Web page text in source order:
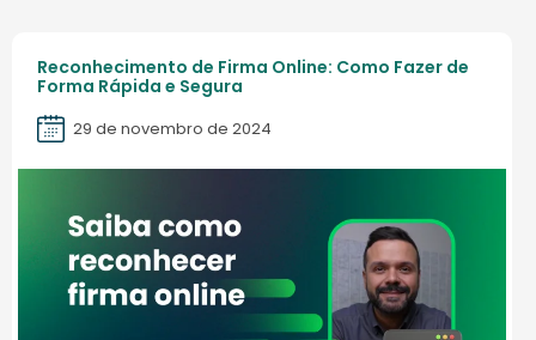
Reconhecimento de Firma Online: Como Fazer de
Forma Rápida e Segura
29 de novembro de 2024